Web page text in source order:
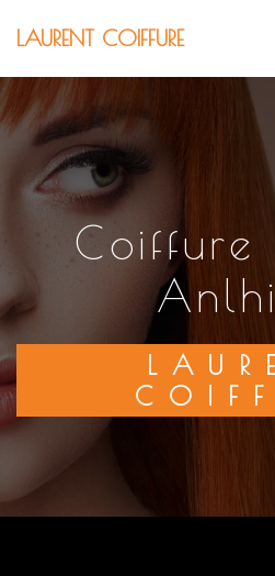
LAURENT COIFFURE
coiffure enfant
LAURENT